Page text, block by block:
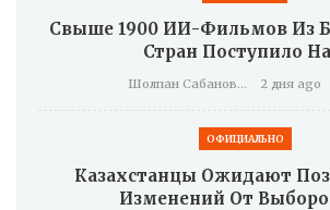
Свыше 1900 ИИ-Фильмов Из
Стран Поступило
Шолпан Сабанова 2 дня ago
ОФИЦИАЛЬНО
Казахстанцы Ожидают
Изменений От